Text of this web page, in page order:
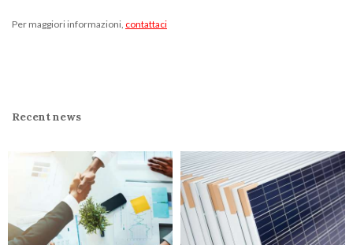
Per maggiori informazioni, contattaci
Recent news